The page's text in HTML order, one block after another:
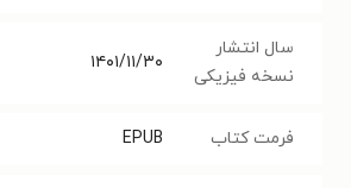
سال انتشار
نسخه فیزیکی
۱۴۰۱/۱۱/۳۰
فرمت کتاب EPUB